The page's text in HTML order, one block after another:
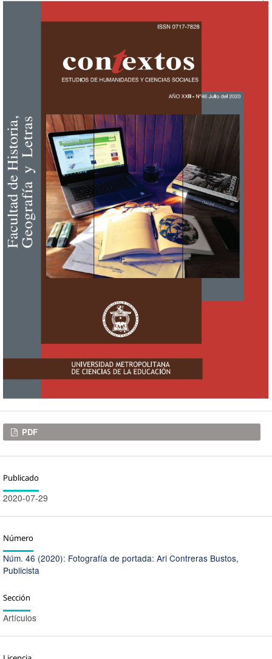
Descargas
PDF
Publicado
2020-07-29
Número
Núm. 46 (2020): Fotografía de portada: Ari Contreras Bustos,
Publicista
Sección
Artículos